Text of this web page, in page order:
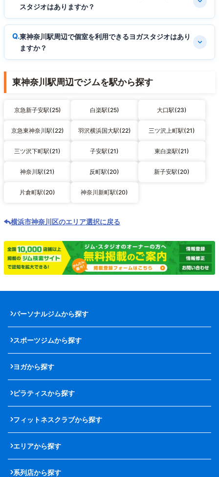
スタジオはありますか？
東神奈川駅周辺で個室を利用できるヨガスタジオはあり
ますか？
東神奈川駅周辺でジムを駅から探す
京急新子安駅(25) 白楽駅(25) 大口駅(23)
京急東神奈川駅(22) 羽沢横浜国大駅(22) 三ツ沢上町駅(21)
三ツ沢下町駅(21) 子安駅(21) 東白楽駅(21)
神奈川駅(21) 反町駅(20) 新子安駅(20)
片倉町駅(20) 神奈川新町駅(20)
横浜市神奈川区のエリア選択に戻る
パーソナルジムから探す
スポーツジムから探す
ヨガから探す
ピラティスから探す
フィットネスクラブから探す
エリアから探す
系列店から探す